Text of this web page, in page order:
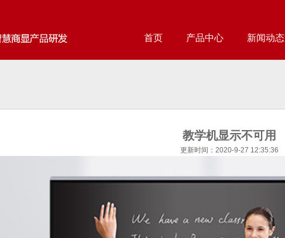
首页 产品中心 新闻动态
教学机显示不可用
更新时间：2020-9-27 12:35:36